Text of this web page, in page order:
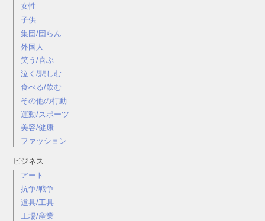
女性
子供
集団/団らん
外国人
笑う/喜ぶ
泣く/悲しむ
食べる/飲む
その他の行動
運動/スポーツ
美容/健康
ファッション
ビジネス
アート
抗争/戦争
道具/工具
工場/産業